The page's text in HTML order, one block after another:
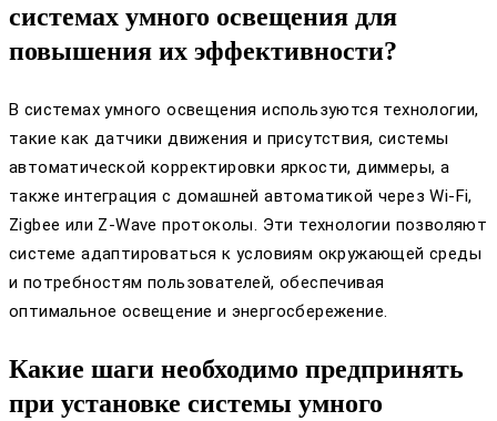
системах умного освещения для
повышения их эффективности?
В системах умного освещения используются технологии,
такие как датчики движения и присутствия, системы
автоматической корректировки яркости, диммеры, а
также интеграция с домашней автоматикой через Wi-Fi,
Zigbee или Z-Wave протоколы. Эти технологии позволяют
системе адаптироваться к условиям окружающей среды
и потребностям пользователей, обеспечивая
оптимальное освещение и энергосбережение.
Какие шаги необходимо предпринять
при установке системы умного